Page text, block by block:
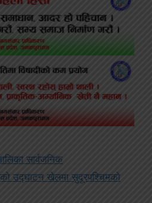
सार्वजनिक
उद्घाटन खेलमा सुदूरपश्चिमको